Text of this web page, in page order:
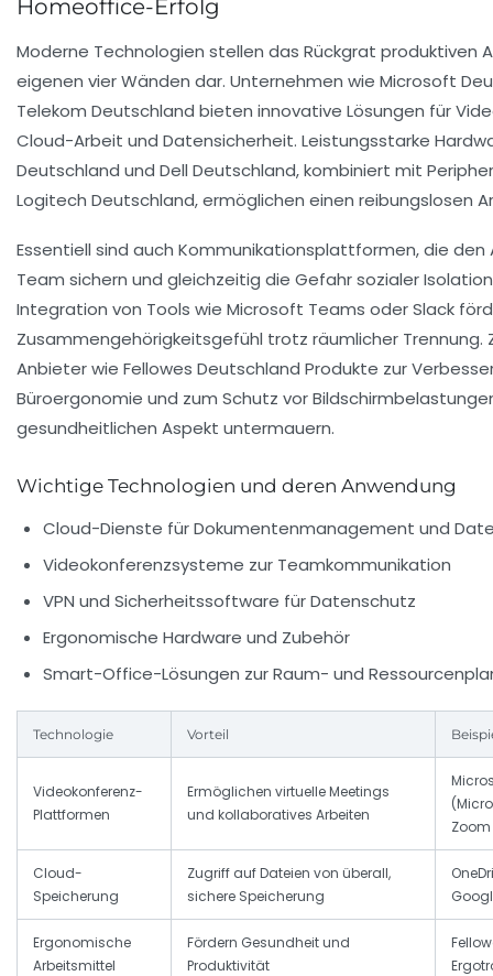
Homeoffice-Erfolg
Moderne Technologien stellen das Rückgrat produktiven
eigenen vier Wänden dar. Unternehmen wie Microsoft
Telekom Deutschland bieten innovative Lösungen für
Cloud-Arbeit und Datensicherheit. Leistungsstarke
Deutschland und Dell Deutschland, kombiniert mit
Logitech Deutschland, ermöglichen einen reibungslosen
Essentiell sind auch Kommunikationsplattformen, die den
Team sichern und gleichzeitig die Gefahr sozialer
Integration von Tools wie Microsoft Teams oder Slack
Zusammengehörigkeitsgefühl trotz räumlicher Trennung.
Anbieter wie Fellowes Deutschland Produkte zur
Büroergonomie und zum Schutz vor
gesundheitlichen Aspekt untermauern.
Wichtige Technologien und deren Anwendung
Cloud-Dienste für Dokumentenmanagement und
Videokonferenzsysteme zur Teamkommunikation
VPN und Sicherheitssoftware für Datenschutz
Ergonomische Hardware und Zubehör
Smart-Office-Lösungen zur Raum- und
Technologie Vorteil
Videokonferenz-
Plattformen
Ermöglichen virtuelle Meetings
und kollaboratives Arbeiten
Zoom
Cloud-
Speicherung
Zugriff auf Dateien von überall,
sichere Speicherung
Ergonomische
Arbeitsmittel
Fördern Gesundheit und
Produktivität